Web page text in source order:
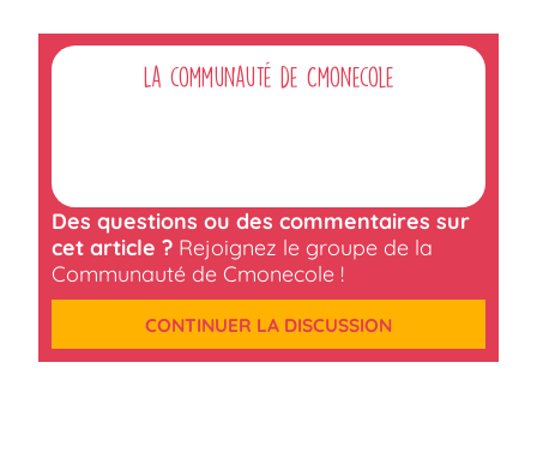
La communauté de Cmonecole
Des questions ou des commentaires sur
cet article ?Rejoignez le groupe de la
Communauté de Cmonecole !
CONTINUER LA DISCUSSION